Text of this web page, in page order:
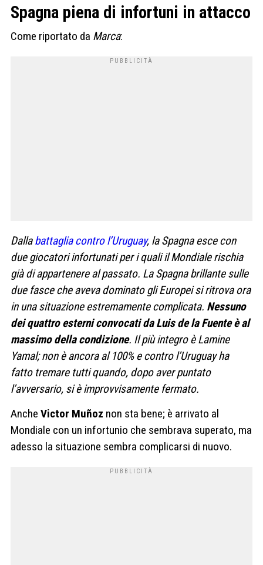
Spagna piena di infortuni in attacco
Come riportato da Marca:
Dallabattaglia contro l’Uruguay, la Spagna esce con
due giocatori infortunati per i quali il Mondiale rischia
già di appartenere al passato. La Spagna brillante sulle
due fasce che aveva dominato gli Europei si ritrova ora
in una situazione estremamente complicata. Nessuno
dei quattro esterni convocati da Luis de la Fuente è al
massimo della condizione. Il più integro è Lamine
Yamal; non è ancora al 100% e contro l’Uruguay ha
fatto tremare tutti quando, dopo aver puntato
l’avversario, si è improvvisamente fermato.
Anche Victor Muñoz non sta bene; è arrivato al
Mondiale con un infortunio che sembrava superato, ma
adesso la situazione sembra complicarsi di nuovo.